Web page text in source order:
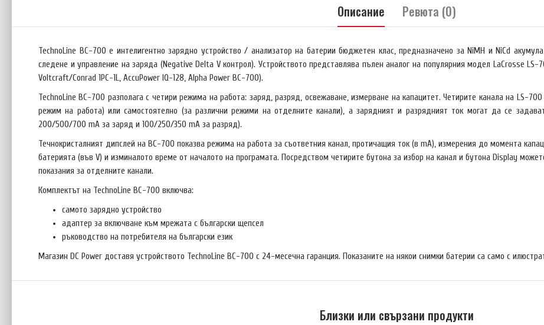
Описание Ревюта (0)
TechnoLine BC-700 e интелигентно зарядно устройство / анализатор на батерии бюджетен клас, предназначено за NiMH и NiCd
следене и управление на заряда (Negative Delta V контрол). Устройството представлява пълен аналог на популярния модел LaCrosse
Voltcraft/Conrad 1PC-1L, AccuPower IQ-128, Alpha Power BC-700).
TechnoLine BC-700 разполага с четири режима на работа: заряд, разряд, освежаване, измерване на капацитет. Четирите канала на LS-
режим на работа) или самостоятелно (за различни режими на отделните канали), а зарядният и разрядният ток могат да се
200/500/700 mA за заряд и 100/250/350 mA за разряд).
Течнокристалният дипслей на BC-700 показва режима на работа за съответния канал, протичащия ток (в mA), измерения до момента
батерията (във V) и изминалото време от началото на програмата. Посредством четирите бутона за избор на канал и бутона Display
показания за отделните канали.
Комплектът на TechnoLine BC-700 включва:
самото зарядно устройство
адаптер за включване към мрежата с български щепсел
ръководство на потребителя на български език
Магазин DC Power доставя устройството TechnoLine BC-700 с 24-месечна гаранция. Показаните на някои снимки батерии са само с
Близки или свързани продукти